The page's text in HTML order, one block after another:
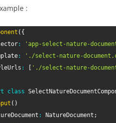
:
( {
: 'app-select-nature-
: './select-nature-
: './select-nature-
class
( )
: NatureDocument ;